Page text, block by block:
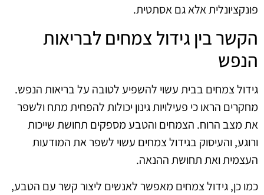
פונקציונלית אלא גם אסתטית.
הקשר בין גידול צמחים לבריאות
הנפש
גידול צמחים בבית עשוי להשפיע לטובה על בריאות הנפש.
מחקרים הראו כי פעילויות גינון יכולות להפחית מתח ולשפר
את מצב הרוח. הצמחים והטבע מספקים תחושת שייכות
ורוגע, והעיסוק בגידול צמחים עשוי לשפר את המודעות
העצמית ואת תחושת ההנאה.
כמו כן, גידול צמחים מאפשר לאנשים ליצור קשר עם הטבע,